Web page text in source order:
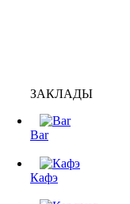
ЗАКЛАДЫ
Bar
Кафэ